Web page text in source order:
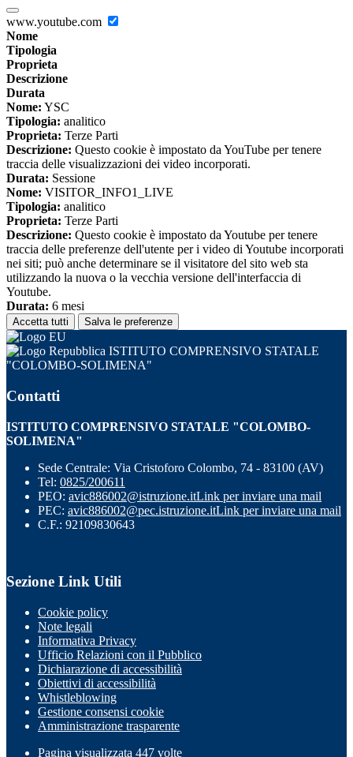
www.youtube.com
Nome
Tipologia
Proprieta
Descrizione
Durata
Nome: YSC
Tipologia: analitico
Proprieta: Terze Parti
Descrizione: Questo cookie è impostato da YouTube per tenere
traccia delle visualizzazioni dei video incorporati.
Durata: Sessione
Nome: VISITOR_INFO1_LIVE
Tipologia: analitico
Proprieta: Terze Parti
Descrizione: Questo cookie è impostato da Youtube per tenere
traccia delle preferenze dell'utente per i video di Youtube incorporati
nei siti; può anche determinare se il visitatore del sito web sta
utilizzando la nuova o la vecchia versione dell'interfaccia di
Youtube.
Durata: 6 mesi
Accetta tutti Salva le preferenze
ISTITUTO COMPRENSIVO STATALE
"COLOMBO-SOLIMENA"
Contatti
ISTITUTO COMPRENSIVO STATALE "COLOMBO-
SOLIMENA"
Sede Centrale: Via Cristoforo Colombo, 74 - 83100 (AV)
Tel: 0825/200611
PEO: avic886002@istruzione.itLink per inviare una mail
PEC: avic886002@pec.istruzione.itLink per inviare una mail
C.F.: 92109830643
Sezione Link Utili
Cookie policy
Note legali
Informativa Privacy
Ufficio Relazioni con il Pubblico
Dichiarazione di accessibilità
Obiettivi di accessibilità
Whistleblowing
Gestione consensi cookie
Amministrazione trasparente
Pagina visualizzata 447 volte